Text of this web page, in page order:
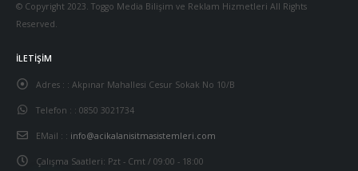
© Copyright 2023. Toggo Media Bilişim ve Reklam Hizmetleri All Rights
Reserved.
İLETIŞIM
Adres : : Akpınar Mahallesi Cesur Sokak No 10/B
Telefon : : 0850 3021734
EMail : : info@acikalanisitmasistemleri.com
Çalışma Saatleri: Pzt - Cmt / 09:00 - 18:00